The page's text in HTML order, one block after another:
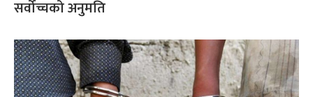
सर्वोच्चको अनुमति